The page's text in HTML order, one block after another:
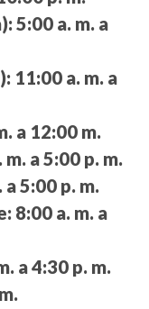
5:00 a. m. a
11:00 a. m. a
a 12:00 m.
m. a 5:00 p. m.
a 5:00 p. m.
8:00 a. m. a
a 4:30 p. m.